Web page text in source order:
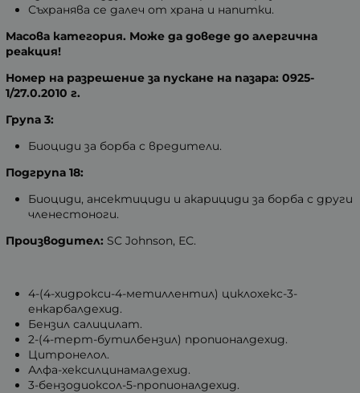
Съхранява се далеч от храна и напитки.
Масова категория. Може да доведе до алергична
реакция!
Номер на разрешение за пускане на пазара: 0925-
1/27.0.2010 г.
Група 3:
Биоциди за борба с вредители.
Подгрупа 18:
Биоциди, ансектициди и акарициди за борба с други
членестоноги.
Производител: SC Johnson, ЕС.
4-(4-хидрокси-4-метиллентил) циклохекс-3-
енкарбалдехид.
Бензил салицилат.
2-(4-терт-бутилбензил) пропионалдехид.
Цитронелол.
Алфа-хексилцинамалдехид.
3-бензодиоксол-5-пропионалдехид.